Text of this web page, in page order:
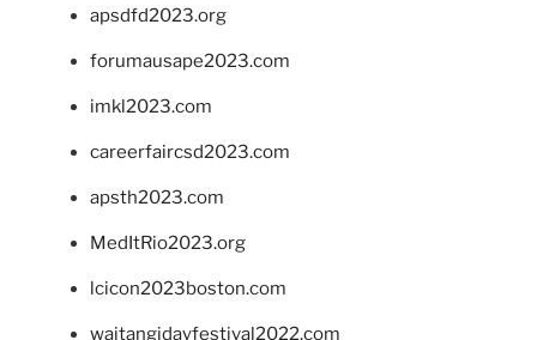
apsdfd2023.org
forumausape2023.com
imkl2023.com
careerfaircsd2023.com
apsth2023.com
MedItRio2023.org
lcicon2023boston.com
waitangidayfestival2022.com